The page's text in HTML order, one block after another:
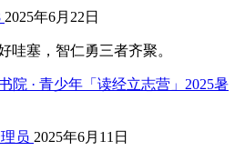
2025年6月22日
哇塞，智仁勇三者齐聚。
院 · 青少年「读经立志营」2025暑
员 2025年6月11日